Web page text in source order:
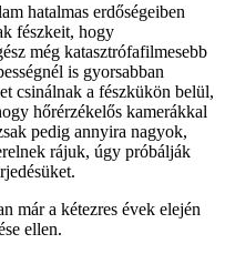
hatalmas erdőségeiben
fészkeit, hogy
még katasztrófafilmesebb
is gyorsabban
csinálnak a fészkükön belül,
hőrérzékelős kamerákkal
pedig annyira nagyok,
rájuk, úgy próbálják
már a kétezres évek elején
ellen.